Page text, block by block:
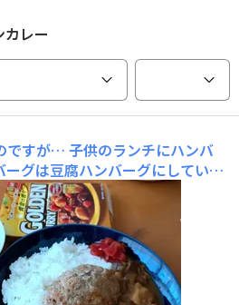
レー
ですが… 子供のランチにハンバ
グは豆腐ハンバーグにしていて
トのゴールデンカレーをかけて食
うど良い辛さとスパイシー感で美
親不在の夏休みのランチに、レト
ます😊もう少しストックしてこ